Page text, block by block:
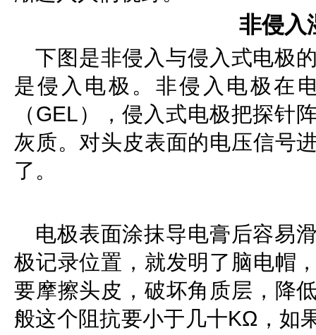
非侵入
下图是非侵入与侵入式电极
是侵入电极。非侵入电极在
（GEL），侵入式电极把探针
灰质。对头皮表面的电压信号
了。
电极表面涂抹导电膏后容易
极记录位置，就发明了脑电帽
要摩擦头皮，破坏角质层，降
般这个阻抗要小于几十KΩ，如